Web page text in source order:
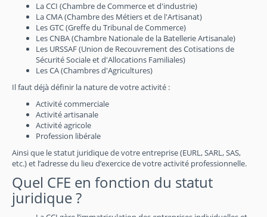
La CCI (Chambre de Commerce et d'industrie)
La CMA (Chambre des Métiers et de l'Artisanat)
Les GTC (Greffe du Tribunal de Commerce)
Les CNBA (Chambre Nationale de la Batellerie Artisanale)
Les URSSAF (Union de Recouvrement des Cotisations de
Sécurité Sociale et d'Allocations Familiales)
Les CA (Chambres d'Agricultures)
Il faut déjà définir la nature de votre activité :
Activité commerciale
Activité artisanale
Activité agricole
Profession libérale
Ainsi que le statut juridique de votre entreprise (EURL, SARL, SAS,
etc.) et l’adresse du lieu d’exercice de votre activité professionnelle.
Quel CFE en fonction du statut
juridique ?